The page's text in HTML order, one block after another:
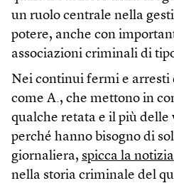
un ruolo centrale nella
potere, anche con
associazioni criminali di
Nei continui fermi e arresti
come A., che mettono in
qualche retata e il più delle
perché hanno bisogno di
giornaliera, spicca la notizia
nella storia criminale del